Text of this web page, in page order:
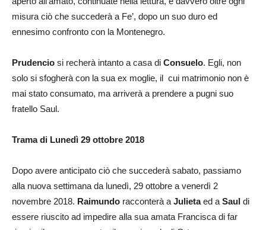
misura ciò che succederà a Fe’, dopo un suo duro ed
ennesimo confronto con la Montenegro.
Prudencio si recherà intanto a casa di Consuelo. Egli, non
solo si sfogherà con la sua ex moglie, il cui matrimonio non è
mai stato consumato, ma arriverà a prendere a pugni suo
fratello Saul.
Trama di Lunedì 29 ottobre 2018
Dopo avere anticipato ciò che succederà sabato, passiamo
alla nuova settimana da lunedì, 29 ottobre a venerdì 2
novembre 2018. Raimundo racconterà a Julietaed a Saul di
essere riuscito ad impedire alla sua amata Francisca di far